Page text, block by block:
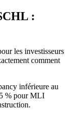
:
les investisseurs
comment
inférieure au
% pour MLI